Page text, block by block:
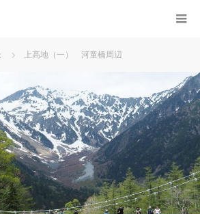
上高地（一） 河童橋周辺